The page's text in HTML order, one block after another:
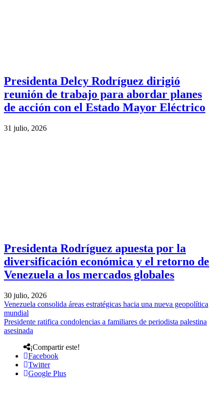
Presidenta Delcy Rodríguez dirigió
reunión de trabajo para abordar planes
de acción con el Estado Mayor Eléctrico
31 julio, 2026
Presidenta Rodríguez apuesta por la
diversificación económica y el retorno de
Venezuela a los mercados globales
30 julio, 2026
Venezuela consolida áreas estratégicas hacia una nueva geopolítica
mundial
Presidente ratifica condolencias a familiares de periodista palestina
asesinada
¡Compartir este!
Facebook
Twitter
Google Plus